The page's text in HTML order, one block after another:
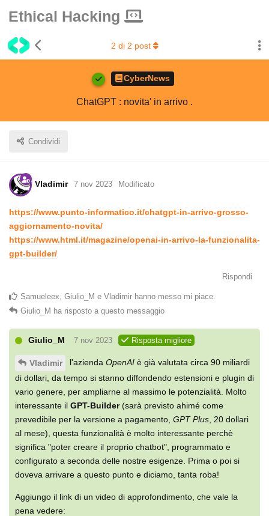
Ethical Hacking
CyberNews
ChatGPT : novita' in arrivo .
Condividi
2 di 2 post
Vladimir 7 nov 2023 Modificato
https://www.punto-informatico.it/chatgpt-in-arrivo-grosso-
aggiornamento-novita/
https://www.html.it/magazine/openai-in-arrivo-la-funzionalita-
gpt-builder/
Rispondi
Samueleex Giulio_M e Vladimir hanno messo mi piace
Giulio_M ha risposto a questo messaggio
Giulio_M 7 nov 2023 Risposta migliore
Vladimir l'azienda OpenAI è già valutata circa 90 miliardi
di dollari, da tempo si stanno diffondendo estensioni e plugin di
vario genere, per ampliarne al massimo le potenzialità. Molto
interessante il GPT-Builder(sarà previsto ahimé come
prevedibile per la versione a pagamento, GPT Plus , 20 dollari
al mese), questa funzionalità è molto interessante perchè
significa "poter creare il proprio chatbot", programmato e
configurato a seconda delle nostre esigenze. Prima o poi si
doveva arrivare a questo punto e diciamo, tanta roba!
Aggiungo il link di un video di approfondimento, che vale la
pena vedere: